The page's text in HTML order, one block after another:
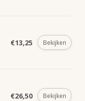
€13,25 Bekijken
€26,50 Bekijken